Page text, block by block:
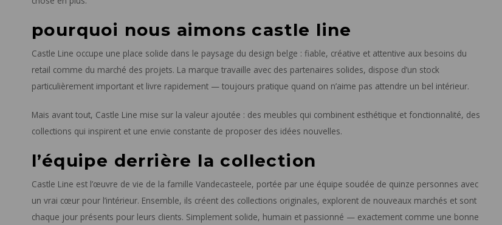
pourquoi nous aimons castle line
Castle Line occupe une place solide dans le paysage du design belge : fiable, créative et attentive aux besoins du
retail comme du marché des projets. La marque travaille avec des partenaires solides, dispose d’un stock
particulièrement important et livre rapidement — toujours pratique quand on n’aime pas attendre un bel intérieur.
Mais avant tout, Castle Line mise sur la valeur ajoutée : des meubles qui combinent esthétique et fonctionnalité, des
collections qui inspirent et une envie constante de proposer des idées nouvelles.
l’équipe derrière la collection
Castle Line est l’œuvre de vie de la famille Vandecasteele, portée par une équipe soudée de quinze personnes avec
un vrai cœur pour l’intérieur. Ensemble, ils créent des collections originales, explorent de nouveaux marchés et sont
chaque jour présents pour leurs clients. Simplement solide, humain et passionné — exactement comme une bonne